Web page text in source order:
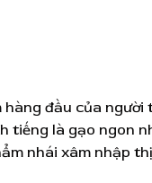
đầu của
tiếng là gạo ngon
nhái xâm nhập